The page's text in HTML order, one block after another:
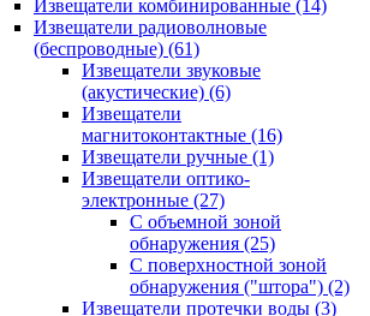
Извещатели комбинированные (14)
Извещатели радиоволновые
(беспроводные) (61)
Извещатели звуковые
(акустические) (6)
Извещатели
магнитоконтактные (16)
Извещатели ручные (1)
Извещатели оптико-
электронные (27)
С объемной зоной
обнаружения (25)
С поверхностной зоной
обнаружения ("штора") (2)
Извещатели протечки воды (3)